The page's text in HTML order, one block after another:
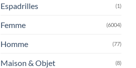
Espadrilles (1)
Femme (6004)
Homme (77)
Maison & Objet (8)